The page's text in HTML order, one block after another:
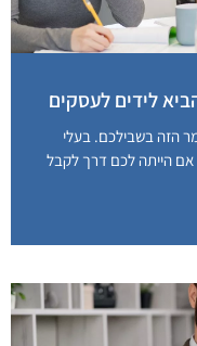
לידים לעסקים
הזה בשבילכם. בעלי
הייתה לכם דרך לקבל